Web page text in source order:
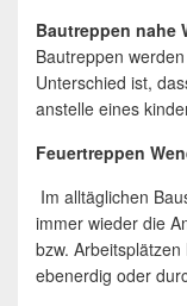
Bautreppen nahe
Bautreppen
Unterschied ist,
anstelle eines
Feuertreppen
Im alltäglichen
immer wieder die
bzw.
ebenerdig oder